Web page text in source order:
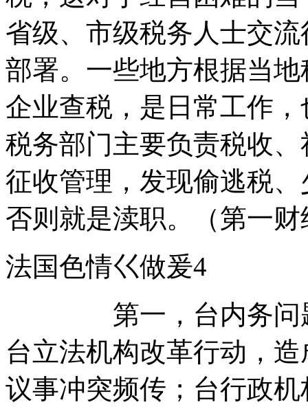
省级、市级税务人士交
部署。一些地方根据当
企业查税，是日常工作
税务部门主要负责税收
征收管理，发现偷逃税
否则就是渎职。（第一财
法国色情巜做爰4
第一，台内务问题
台立法机构改革行动，
议事冲突频传；台行政